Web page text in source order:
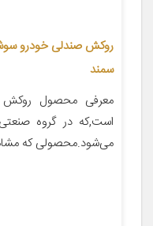
سمند
معرفی محصول روکش
می‌شود.محصولی که